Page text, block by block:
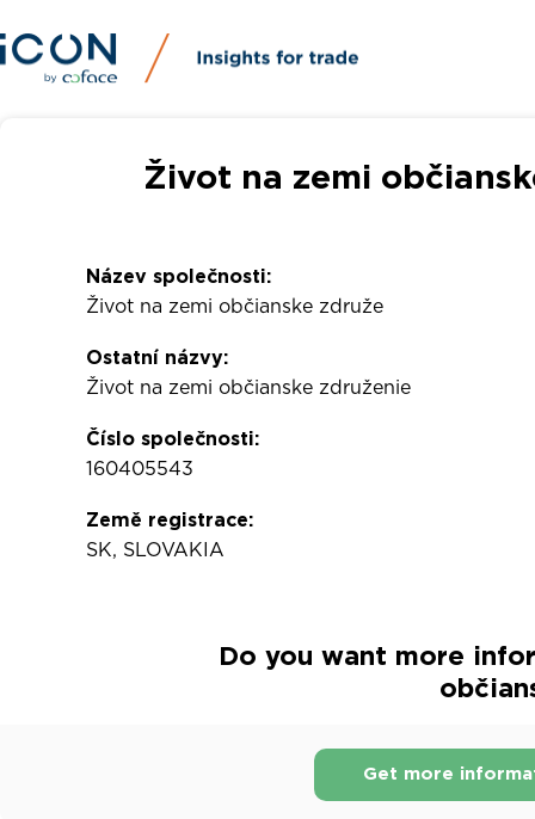
Život na zemi
Název společnosti:
Život na zemi občianske združe
Ostatní názvy:
Život na zemi občianske združenie
Číslo společnosti:
160405543
Země registrace:
SK, SLOVAKIA
Do you want more
Get more